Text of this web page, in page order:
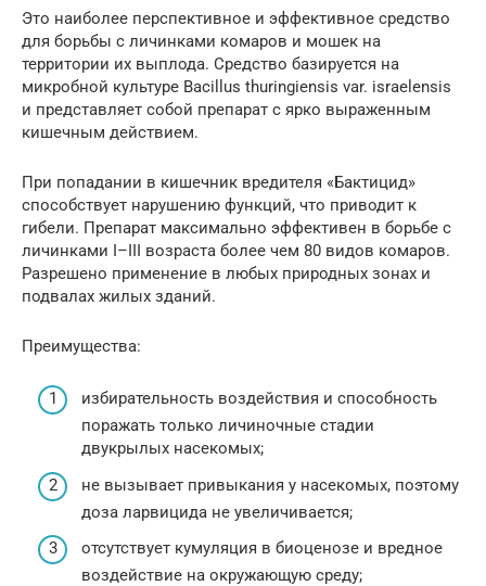
Это наиболее перспективное и эффективное средство
для борьбы с личинками комаров и мошек на
территории их выплода. Средство базируется на
микробной культуре Bacillus thuringiensis var. israelensis
и представляет собой препарат с ярко выраженным
кишечным действием.
При попадании в кишечник вредителя «Бактицид»
способствует нарушению функций, что приводит к
гибели. Препарат максимально эффективен в борьбе с
личинками I–III возраста более чем 80 видов комаров.
Разрешено применение в любых природных зонах и
подвалах жилых зданий.
Преимущества:
избирательность воздействия и способность
поражать только личиночные стадии
двукрылых насекомых;
не вызывает привыкания у насекомых, поэтому
доза ларвицида не увеличивается;
отсутствует кумуляция в биоценозе и вредное
воздействие на окружающую среду;